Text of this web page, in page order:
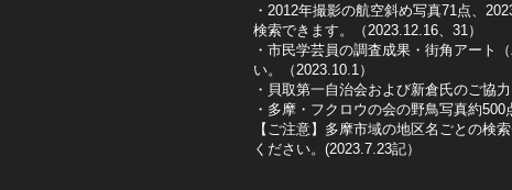
・2012年撮影の航空斜め写真71点、
検索できます。（2023.12.16、31）
・市民学芸員の調査成果・街角アート
い。（2023.10.1）
・貝取第一自治会および新倉氏のご協
・多摩・フクロウの会の野鳥写真約
【ご注意】多摩市域の地区名ごとの検
ください。(2023.7.23記）